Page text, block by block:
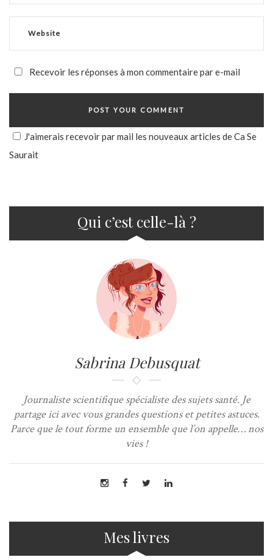
Recevoir les réponses à mon commentaire par e-mail
J'aimerais recevoir par mail les nouveaux articles de Ca Se
Saurait
Qui c’est celle-là ?
Sabrina Debusquat
Journaliste scientifique spécialiste des sujets santé. Je
partage ici avec vous grandes questions et petites astuces.
Parce que le tout forme un ensemble que l’on appelle… nos
vies !
Mes livres